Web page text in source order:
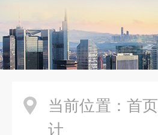
当前位置： 首页
计